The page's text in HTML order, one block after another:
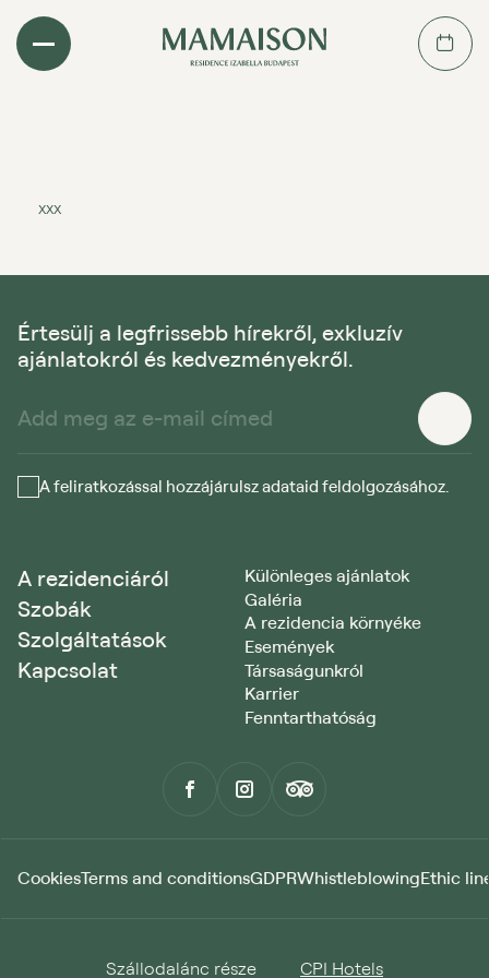
xxx
A rezidenciáról
Szobák
Szolgáltatások
Kapcsolat
Különleges ajánlatok
Galéria
A rezidencia környéke
Események
Társaságunkról
Karrier
Fenntarthatóság
Értesülj a legfrissebb hírekről, exkluzív
ajánlatokról és kedvezményekről.
A feliratkozással hozzájárulsz adataid feldolgozásához.
CookiesTerms and conditionsGDPRWhistleblowingEthic
Szállodalánc része CPI Hotels